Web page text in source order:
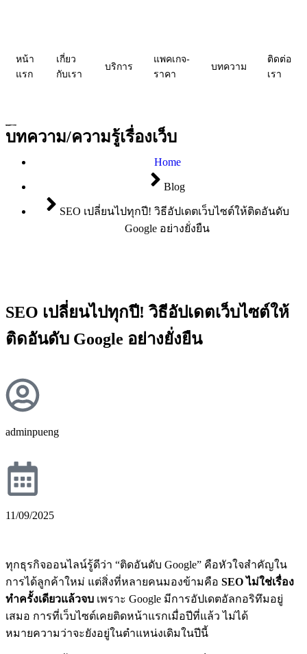
หน้า
แรก
เกี่ยว
กับเรา
บริการ
แพคเกจ-
ราคา
บทความ
ติดต่อ
เรา
บทความ/ความรู้เรื่องเว็บ
Home
Blog
SEO เปลี่ยนไปทุกปี! วิธีอัปเดตเว็บไซต์ให้ติดอันดับ
Google อย่างยั่งยืน
SEO เปลี่ยนไปทุกปี! วิธีอัปเดตเว็บไซต์ให้
ติดอันดับ Google อย่างยั่งยืน
adminpueng
11/09/2025
ทุกธุรกิจออนไลน์รู้ดีว่า “ติดอันดับ Google” คือหัวใจสำคัญใน
การได้ลูกค้าใหม่ แต่สิ่งที่หลายคนมองข้ามคือ SEO ไม่ใช่เรื่อง
ทำครั้งเดียวแล้วจบ เพราะ Google มีการอัปเดตอัลกอริทึมอยู่
เสมอ การที่เว็บไซต์เคยติดหน้าแรกเมื่อปีที่แล้ว ไม่ได้
หมายความว่าจะยังอยู่ในตำแหน่งเดิมในปีนี้